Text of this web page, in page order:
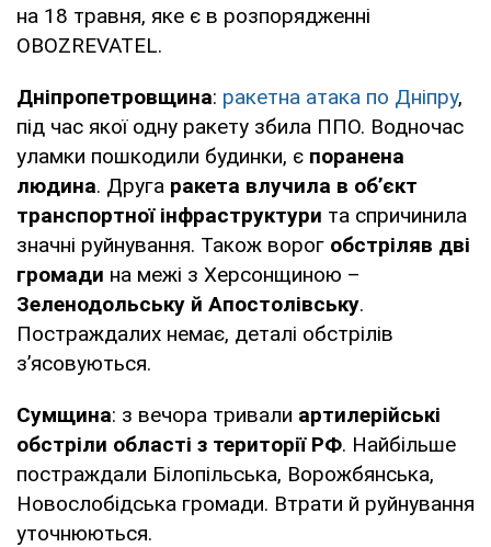
на 18 травня, яке є в розпорядженні
OBOZREVATEL.
Дніпропетровщина: ракетна атака по Дніпру,
під час якої одну ракету збила ППО. Водночас
уламки пошкодили будинки, є поранена
людина. Друга ракета влучила в об’єкт
транспортної інфраструктури та спричинила
значні руйнування. Також ворог обстріляв дві
громади на межі з Херсонщиною –
Зеленодольську й Апостолівську.
Постраждалих немає, деталі обстрілів
з’ясовуються.
Сумщина: з вечора тривали артилерійські
обстріли області з території РФ. Найбільше
постраждали Білопільська, Ворожбянська,
Новослобідська громади. Втрати й руйнування
уточнюються.